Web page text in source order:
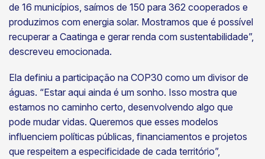
de 16 municípios, saímos de 150 para 362 cooperados e
produzimos com energia solar. Mostramos que é possível
recuperar a Caatinga e gerar renda com sustentabilidade”,
descreveu emocionada.
Ela definiu a participação na COP30 como um divisor de
águas. “Estar aqui ainda é um sonho. Isso mostra que
estamos no caminho certo, desenvolvendo algo que
pode mudar vidas. Queremos que esses modelos
influenciem políticas públicas, financiamentos e projetos
que respeitem a especificidade de cada território”,